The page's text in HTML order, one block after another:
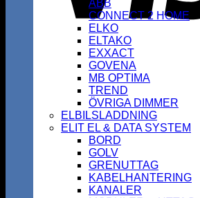
ABB
CONNECT 2 HOME
ELKO
ELTAKO
EXXACT
GOVENA
MB OPTIMA
TREND
ÖVRIGA DIMMER
ELBILSLADDNING
ELIT EL & DATA SYSTEM
BORD
GOLV
GRENUTTAG
KABELHANTERING
KANALER